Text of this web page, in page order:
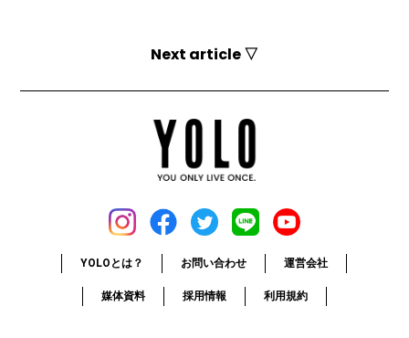
Next article ▽
YOLOとは？ お問い合わせ 運営会社
媒体資料 採用情報 利用規約